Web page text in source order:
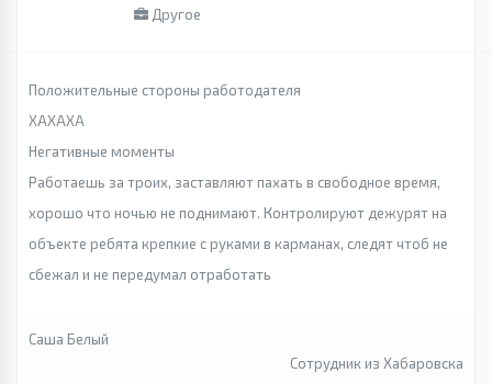
Другое
Положительные стороны работодателя
ХАХАХА
Негативные моменты
Работаешь за троих, заставляют пахать в свободное время,
хорошо что ночью не поднимают. Контролируют дежурят на
объекте ребята крепкие с руками в карманах, следят чтоб не
сбежал и не передумал отработать
Саша Белый
Сотрудник из Хабаровска